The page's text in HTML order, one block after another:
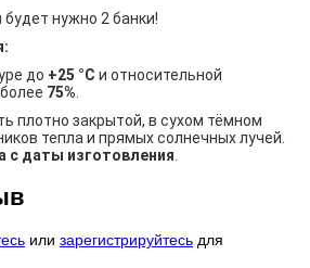
нужно 2 банки!
до +25 °C и относительной
75%
плотно закрытой, в сухом тёмном
тепла и прямых солнечных лучей.
с даты изготовления
или зарегистрируйтесь для